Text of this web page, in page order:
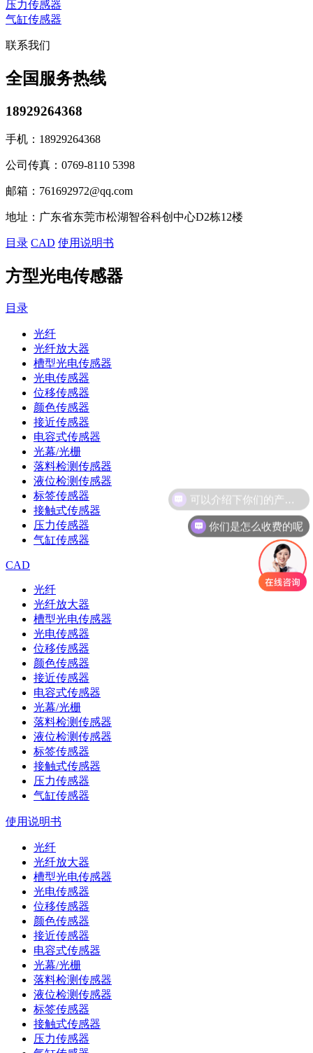
压力传感器
气缸传感器
联系我们
全国服务热线
18929264368
手机： 18929264368
公司传真： 0769-8110 5398
邮箱： 761692972@qq.com
地址： 广东省东莞市松湖智谷科创中心D2栋12楼
目录 CAD 使用说明书
方型光电传感器
目录
光纤
光纤放大器
槽型光电传感器
光电传感器
位移传感器
颜色传感器
接近传感器
电容式传感器
光幕/光栅
落料检测传感器
液位检测传感器
标签传感器
接触式传感器
压力传感器
气缸传感器
CAD
光纤
光纤放大器
槽型光电传感器
光电传感器
位移传感器
颜色传感器
接近传感器
电容式传感器
光幕/光栅
落料检测传感器
液位检测传感器
标签传感器
接触式传感器
压力传感器
气缸传感器
使用说明书
光纤
光纤放大器
槽型光电传感器
光电传感器
位移传感器
颜色传感器
接近传感器
电容式传感器
光幕/光栅
落料检测传感器
液位检测传感器
标签传感器
接触式传感器
压力传感器
可以介绍下你们的产品么
你们是怎么收费的呢